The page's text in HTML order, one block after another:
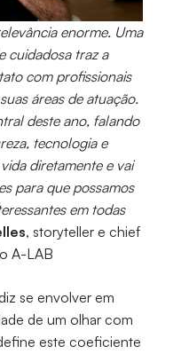
enorme. Uma
cuidadosa traz a
com profissionais
áreas de atuação.
deste ano, falando
tecnologia e
diretamente e vai
para que possamos
em todas
, storyteller e chief
A-LAB
se envolver em
de um olhar com
este coeficiente